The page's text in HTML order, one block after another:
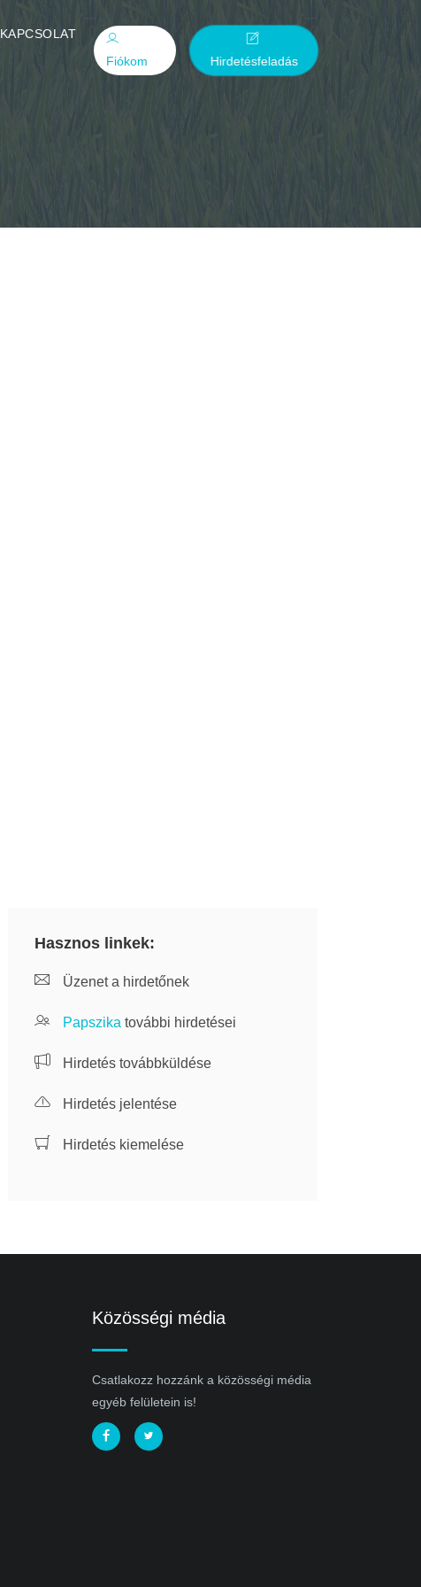
KAPCSOLAT
Fiókom
Hirdetésfeladás
Hasznos linkek:
Üzenet a hirdetőnek
Papszika további hirdetései
Hirdetés továbbküldése
Hirdetés jelentése
Hirdetés kiemelése
Közösségi média
Csatlakozz hozzánk a közösségi média
egyéb felületein is!